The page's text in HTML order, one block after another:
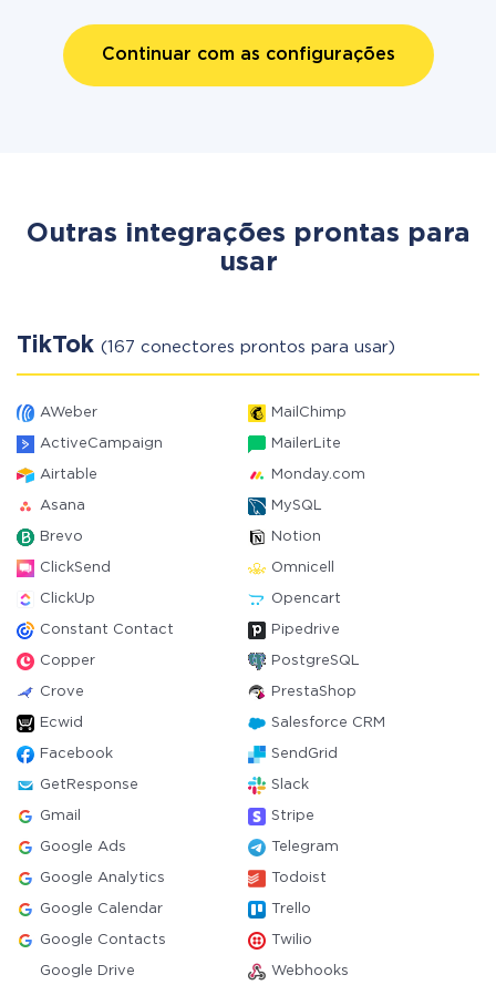
Continuar com as configurações
Outras integrações prontas para
usar
TikTok (167 conectores prontos para usar)
AWeber MailChimp
ActiveCampaign MailerLite
Airtable Monday.com
Asana MySQL
Brevo Notion
ClickSend Omnicell
ClickUp Opencart
Constant Contact Pipedrive
Copper PostgreSQL
Crove PrestaShop
Ecwid Salesforce CRM
Facebook SendGrid
GetResponse Slack
Gmail Stripe
Google Ads Telegram
Google Analytics Todoist
Google Calendar Trello
Google Contacts Twilio
Google Drive Webhooks